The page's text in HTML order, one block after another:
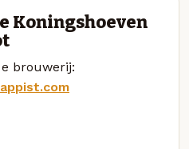
Koningshoeven
brouwerij: